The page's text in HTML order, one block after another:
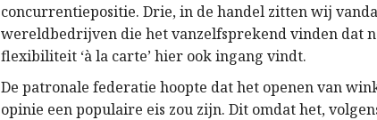
concurrentiepositie. Drie, in de handel zitten wij
wereldbedrijven die het vanzelfsprekend vinden dat
flexibiliteit ‘à la carte’ hier ook ingang vindt.
De patronale federatie hoopte dat het openen van
opinie een populaire eis zou zijn. Dit omdat het,